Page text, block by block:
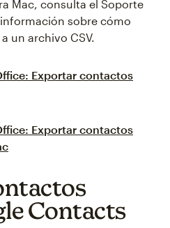
Mac, consulta el Soporte
sobre cómo
un archivo CSV.
Exportar contactos
Exportar contactos
Contacts